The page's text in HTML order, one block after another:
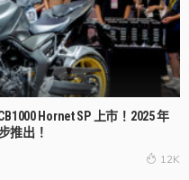
Hornet SP 上市！2025 年
推出！
12K